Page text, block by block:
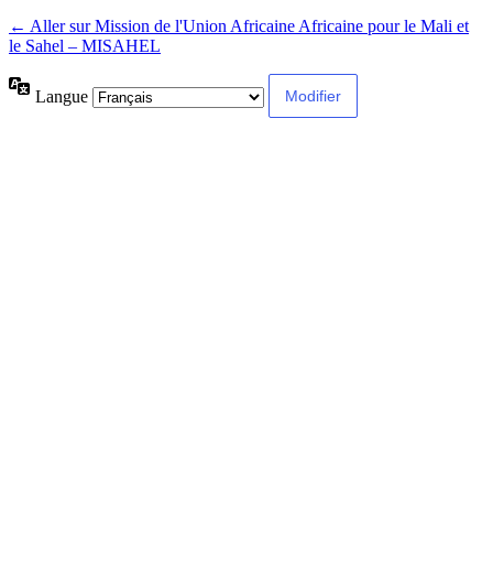
← Aller sur Mission de l'Union Africaine Africaine pour le Mali et
le Sahel – MISAHEL
Langue